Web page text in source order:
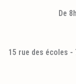
De
15 rue des écoles -